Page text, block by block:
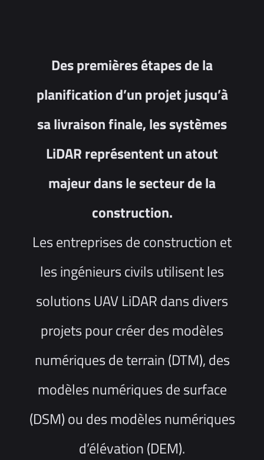
Des premières étapes de la
planification d’un projet jusqu’à
sa livraison finale, les systèmes
LiDAR représentent un atout
majeur dans le secteur de la
construction.
Les entreprises de construction et
les ingénieurs civils utilisent les
solutions UAV LiDAR dans divers
projets pour créer des modèles
numériques de terrain (DTM), des
modèles numériques de surface
(DSM) ou des modèles numériques
d’élévation (DEM).